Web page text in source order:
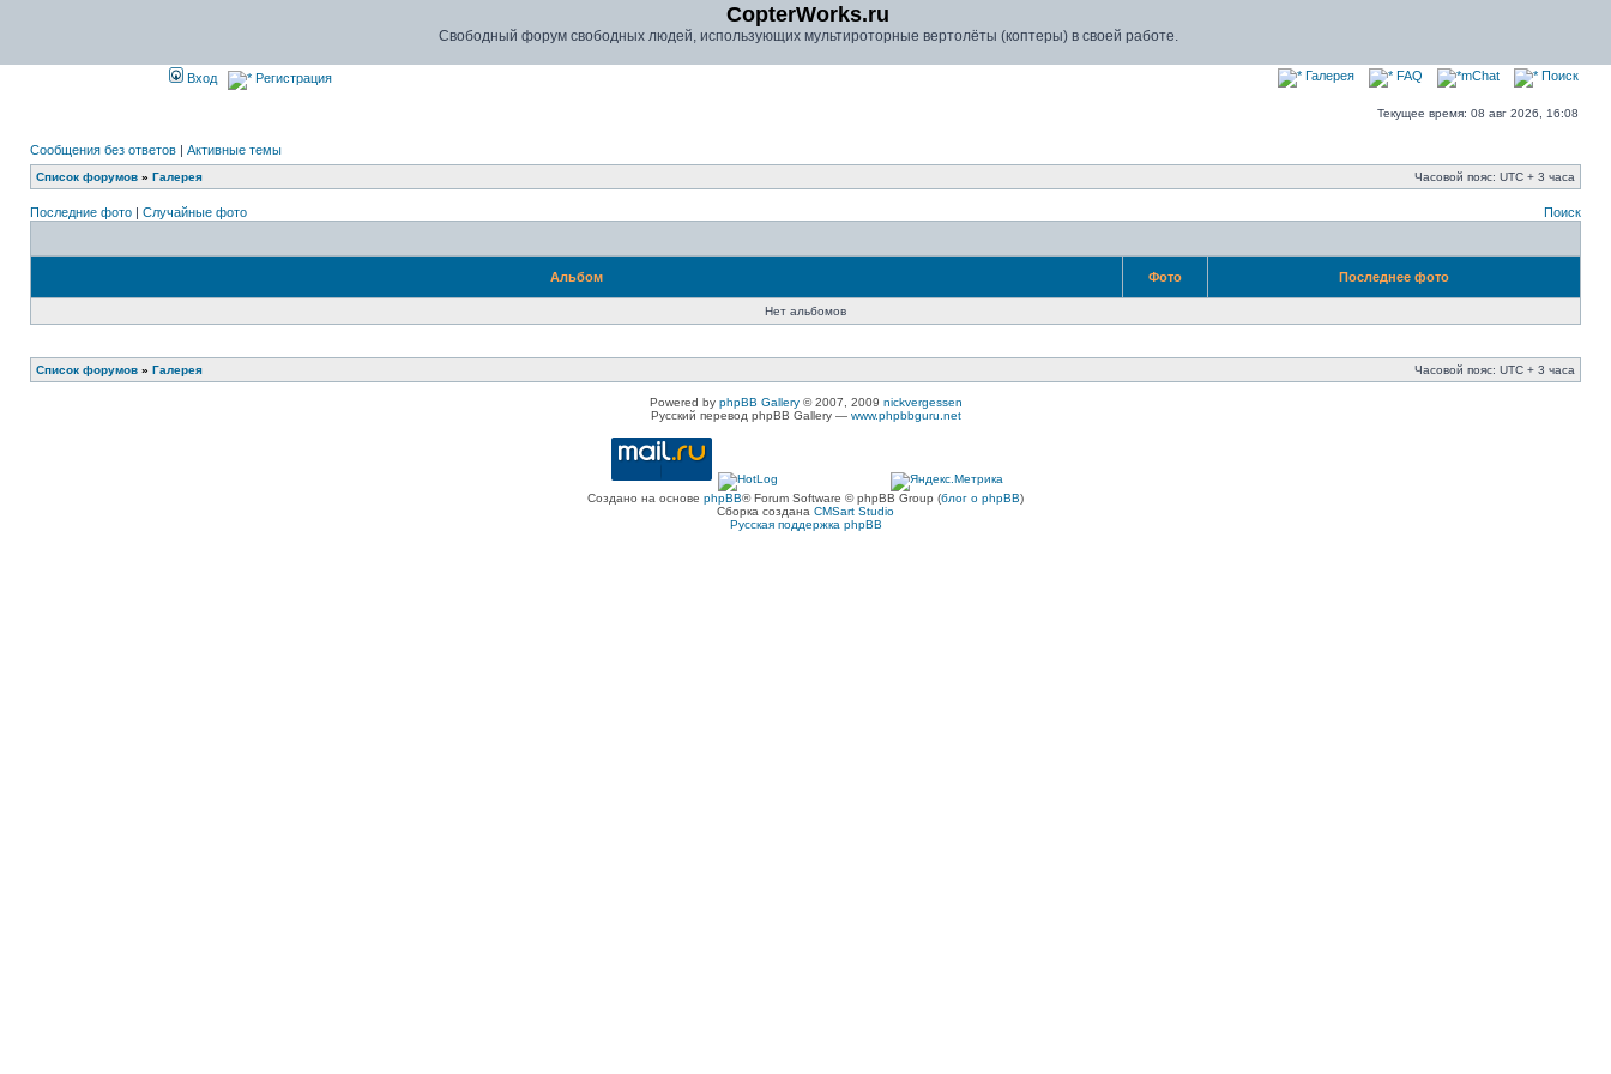
CopterWorks.ru
Свободный форум свободных людей, использующих мультироторные вертолёты (коптеры) в своей работе.
Вход Регистрация Галерея FAQ mChat Поиск
Текущее время: 08 авг 2026, 16:08
Сообщения без ответов | Активные темы
Список форумов » Галерея Часовой пояс: UTC + 3 часа
Последние фото | Случайные фото Поиск
Альбом Фото Последнее фото
Нет альбомов
Список форумов » Галерея Часовой пояс: UTC + 3 часа
Powered by phpBB Gallery© 2007, 2009 nickvergessen
Русский перевод phpBB Gallery — www.phpbbguru.net
Создано на основе phpBB® Forum Software © phpBB Group (блог о phpBB)
Сборка создана CMSart Studio
Русская поддержка phpBB